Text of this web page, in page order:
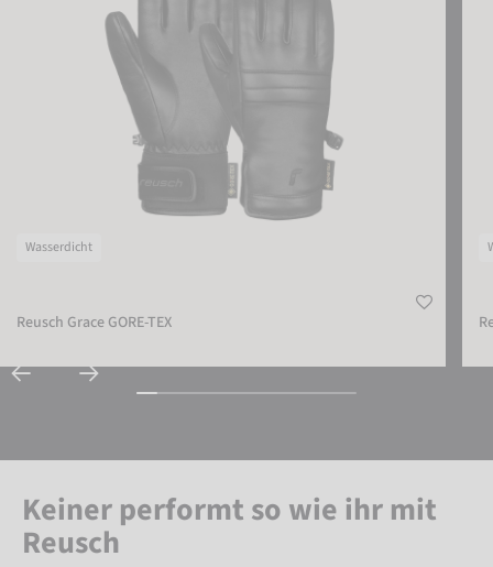
Wasserdicht
Reusch Grace GORE-TEX
Keiner performt so wie ihr mit
Reusch